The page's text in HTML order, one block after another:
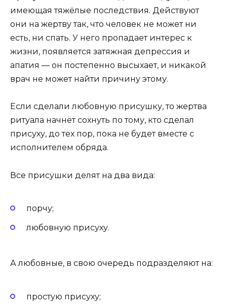
имеющая тяжёлые последствия. Действуют
они на жертву так, что человек не может ни
есть, ни спать. У него пропадает интерес к
жизни, появляется затяжная депрессия и
апатия — он постепенно высыхает, и никакой
врач не может найти причину этому.
Если сделали любовную присушку, то жертва
ритуала начнёт сохнуть по тому, кто сделал
присуху, до тех пор, пока не будет вместе с
исполнителем обряда.
Все присушки делят на два вида:
порчу;
любовную присуху.
А любовные, в свою очередь подразделяют на:
простую присуху;